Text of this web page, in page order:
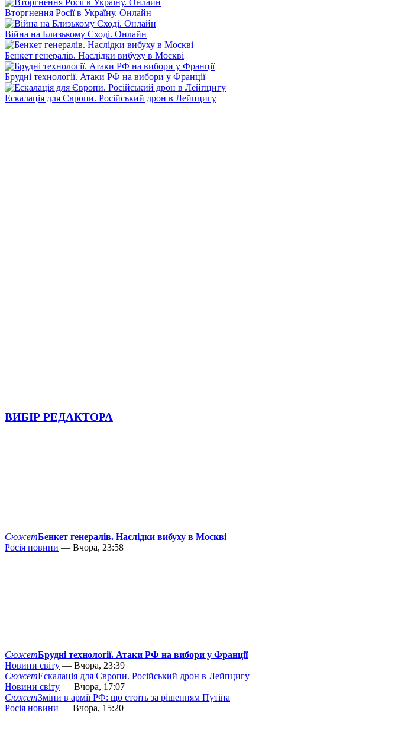
Вторгнення Росії в Україну. Онлайн
Війна на Близькому Сході. Онлайн
Бенкет генералів. Наслідки вибуху в Москві
Брудні технології. Атаки РФ на вибори у Франції
Ескалація для Європи. Російський дрон в Лейпцигу
ВИБІР РЕДАКТОРА
СюжетБенкет генералів. Наслідки вибуху в Москві
Росія новини — Вчора, 23:58
СюжетБрудні технології. Атаки РФ на вибори у Франції
Новини світу — Вчора, 23:39
СюжетЕскалація для Європи. Російський дрон в Лейпцигу
Новини світу — Вчора, 17:07
СюжетЗміни в армії РФ: що стоїть за рішенням Путіна
Росія новини — Вчора, 15:20